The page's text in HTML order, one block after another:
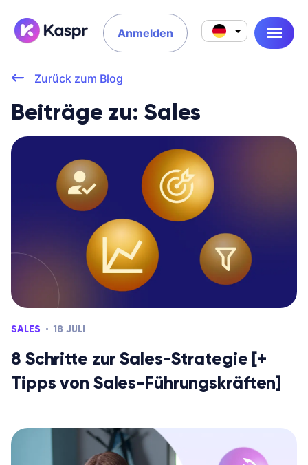
Anmelden
Zurück zum Blog
Beiträge zu: Sales
SALES 18 JULI
8 Schritte zur Sales-Strategie [+
Tipps von Sales-Führungskräften]